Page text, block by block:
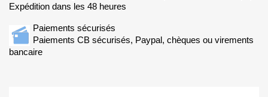
Expédition dans les 48 heures
Paiements sécurisés
Paiements CB sécurisés, Paypal, chèques ou virements
bancaire